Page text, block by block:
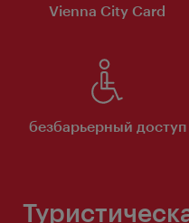
Vienna City Card
безбарьерный доступ